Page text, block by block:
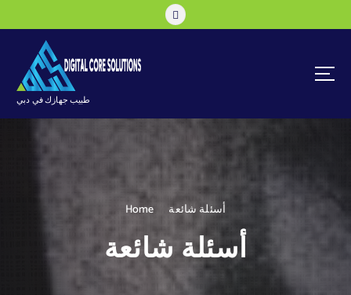
طبيب جهازك في دبي
Home أسئلة شائعة
أسئلة شائعة